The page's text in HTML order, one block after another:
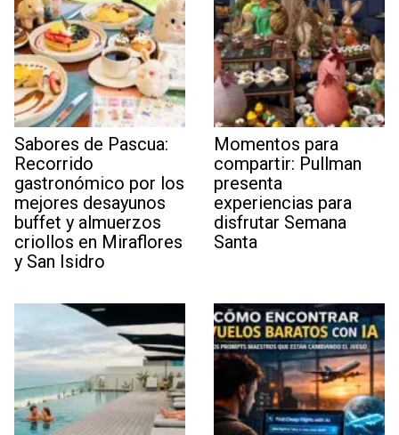
Sabores de Pascua:
Recorrido
gastronómico por los
mejores desayunos
buffet y almuerzos
criollos en Miraflores
y San Isidro
Momentos para
compartir: Pullman
presenta
experiencias para
disfrutar Semana
Santa